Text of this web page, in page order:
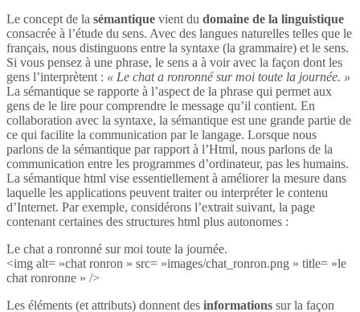
Le concept de la sémantique vient du domaine de la linguistique
consacrée à l’étude du sens. Avec des langues naturelles telles que le
français, nous distinguons entre la syntaxe (la grammaire) et le sens.
Si vous pensez à une phrase, le sens a à voir avec la façon dont les
gens l’interprètent : « Le chat a ronronné sur moi toute la journée. »
La sémantique se rapporte à l’aspect de la phrase qui permet aux
gens de le lire pour comprendre le message qu’il contient. En
collaboration avec la syntaxe, la sémantique est une grande partie de
ce qui facilite la communication par le langage. Lorsque nous
parlons de la sémantique par rapport à l’Html, nous parlons de la
communication entre les programmes d’ordinateur, pas les humains.
La sémantique html vise essentiellement à améliorer la mesure dans
laquelle les applications peuvent traiter ou interpréter le contenu
d’Internet. Par exemple, considérons l’extrait suivant, la page
contenant certaines des structures html plus autonomes :
Le chat a ronronné sur moi toute la journée.
<img alt= »chat ronron » src= »images/chat_ronron.png » title= »le
chat ronronne » />
Les éléments (et attributs) donnent des informations sur la façon